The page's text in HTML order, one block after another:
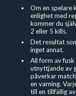
Om en spelare
enlighet med
kommer du
2 eller 5 kills.
Det resultat
inget annat.
All form av
utnyttjande av
påverkar
en varning.
till en tillfällig